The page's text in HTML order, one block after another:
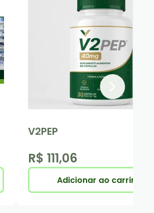
V2PEP
R$ 111,06
Adicionar ao carrinho